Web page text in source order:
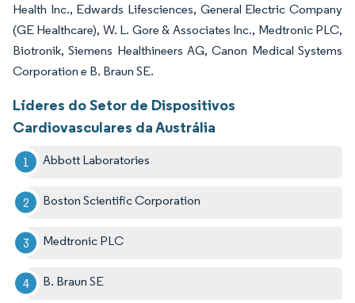
Health Inc., Edwards Lifesciences, General Electric Company
(GE Healthcare), W. L. Gore & Associates Inc., Medtronic PLC,
Biotronik, Siemens Healthineers AG, Canon Medical Systems
Corporation e B. Braun SE.
Líderes do Setor de Dispositivos
Cardiovasculares da Austrália
Abbott Laboratories
Boston Scientific Corporation
Medtronic PLC
B. Braun SE